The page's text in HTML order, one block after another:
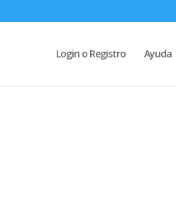
Login o Registro Ayuda